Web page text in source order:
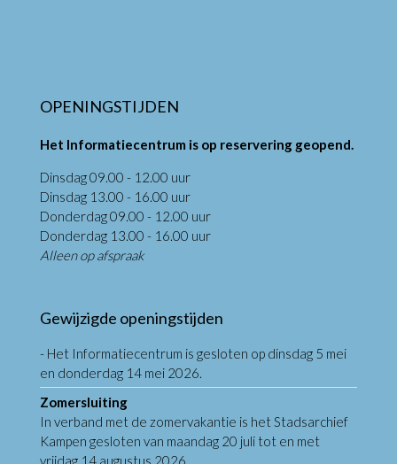
OPENINGSTIJDEN
Het Informatiecentrum is op reservering geopend.
Dinsdag 09.00 - 12.00 uur
Dinsdag 13.00 - 16.00 uur
Donderdag 09.00 - 12.00 uur
Donderdag 13.00 - 16.00 uur
Alleen op afspraak
Gewijzigde openingstijden
- Het Informatiecentrum is gesloten op dinsdag 5 mei
en donderdag 14 mei 2026.
Zomersluiting
In verband met de zomervakantie is het Stadsarchief
Kampen gesloten van maandag 20 juli tot en met
vrijdag 14 augustus 2026.